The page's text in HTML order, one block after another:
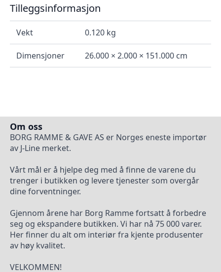
Tilleggsinformasjon
Vekt 0.120 kg
Dimensjoner 26.000 × 2.000 × 151.000 cm
Om oss
BORG RAMME & GAVE AS er Norges eneste importør
av J-Line merket.
Vårt mål er å hjelpe deg med å finne de varene du
trenger i butikken og levere tjenester som overgår
dine forventninger.
Gjennom årene har Borg Ramme fortsatt å forbedre
seg og ekspandere butikken. Vi har nå 75 000 varer.
Her finner du alt om interiør fra kjente produsenter
av høy kvalitet.
VELKOMMEN!